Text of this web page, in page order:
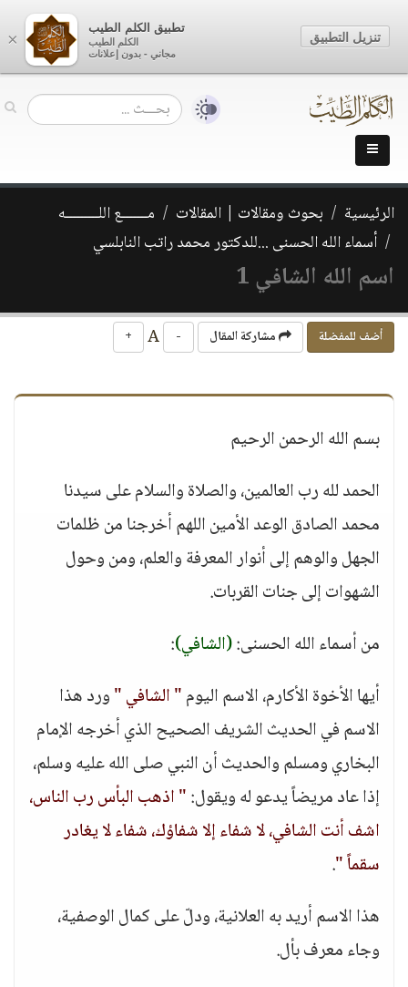
الرئيسية بحوث ومقالات | المقالات
مـــــــع اللـــــــــه
أسماء الله الحسنى ...للدكتور محمد راتب النابلسي
اسم الله الشافي 1
أضف للمفضلة مشاركة المقال -
+
بسم الله الرحمن الرحيم
الحمد لله رب العالمين، والصلاة والسلام على سيدنا
محمد الصادق الوعد الأمين اللهم أخرجنا من ظلمات
الجهل والوهم إلى أنوار المعرفة والعلم، ومن وحول
الشهوات إلى جنات القربات.
من أسماء الله الحسنى:(الشافي):
أيها الأخوة الأكارم، الاسم اليوم" الشافي "ورد هذا
الاسم في الحديث الشريف الصحيح الذي أخرجه الإمام
البخاري ومسلم والحديث أن النبي صلى الله عليه وسلم،
إذا عاد مريضاً يدعو له ويقول:" اذهب البأس رب الناس،
اشف أنت الشافي، لا شفاء إلا شفاؤك، شفاء لا يغادر
سقماً ".
هذا الاسم أريد به العلانية، ودلّ على كمال الوصفية،
وجاء معرف بأل.
×
تطبيق الكلم الطيب
الكلم الطيب
مجاني - بدون إعلانات
تنزيل التطبيق